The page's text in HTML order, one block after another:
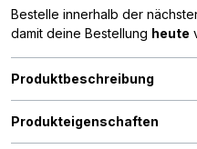
Bestelle innerhalb der
damit deine Bestellung heute
Produktbeschreibung
Produkteigenschaften